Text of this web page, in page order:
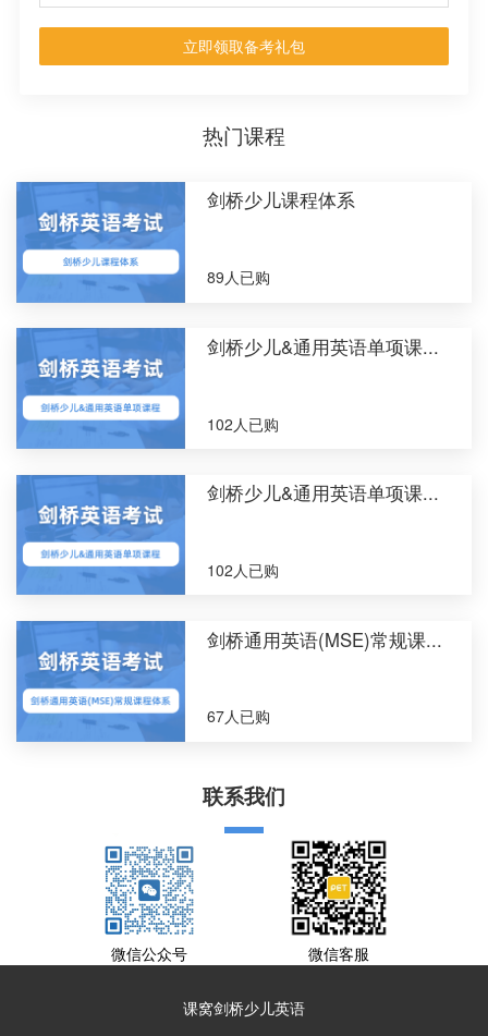
立即领取备考礼包
热门课程
剑桥少儿课程体系
89人已购
剑桥少儿&通用英语单项课...
102人已购
剑桥少儿&通用英语单项课...
102人已购
剑桥通用英语(MSE)常规课...
67人已购
联系我们
微信公众号 微信客服
课窝剑桥少儿英语